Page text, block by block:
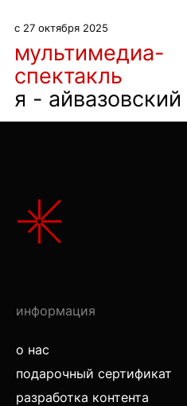
с 27 октября 2025
мультимедиа-
спектакль
я - айвазовский
информация
о нас
подарочный сертификат
разработка контента